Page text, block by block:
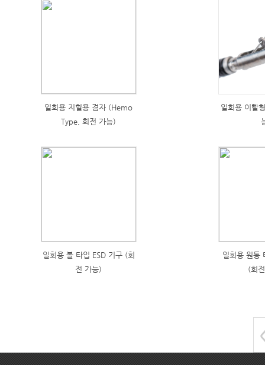
일회용 지혈용 겸자 (Hemo
Type, 회전 가능)
일회용 이빨
일회용 볼 타입 ESD 기구 (회
전 가능)
일회용 원통
(회